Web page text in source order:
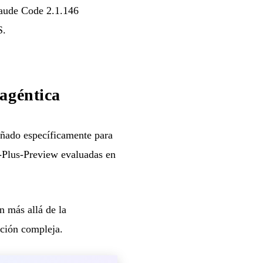
Code 2.1.146
específicamente para
Preview evaluadas en
más allá de la
compleja.